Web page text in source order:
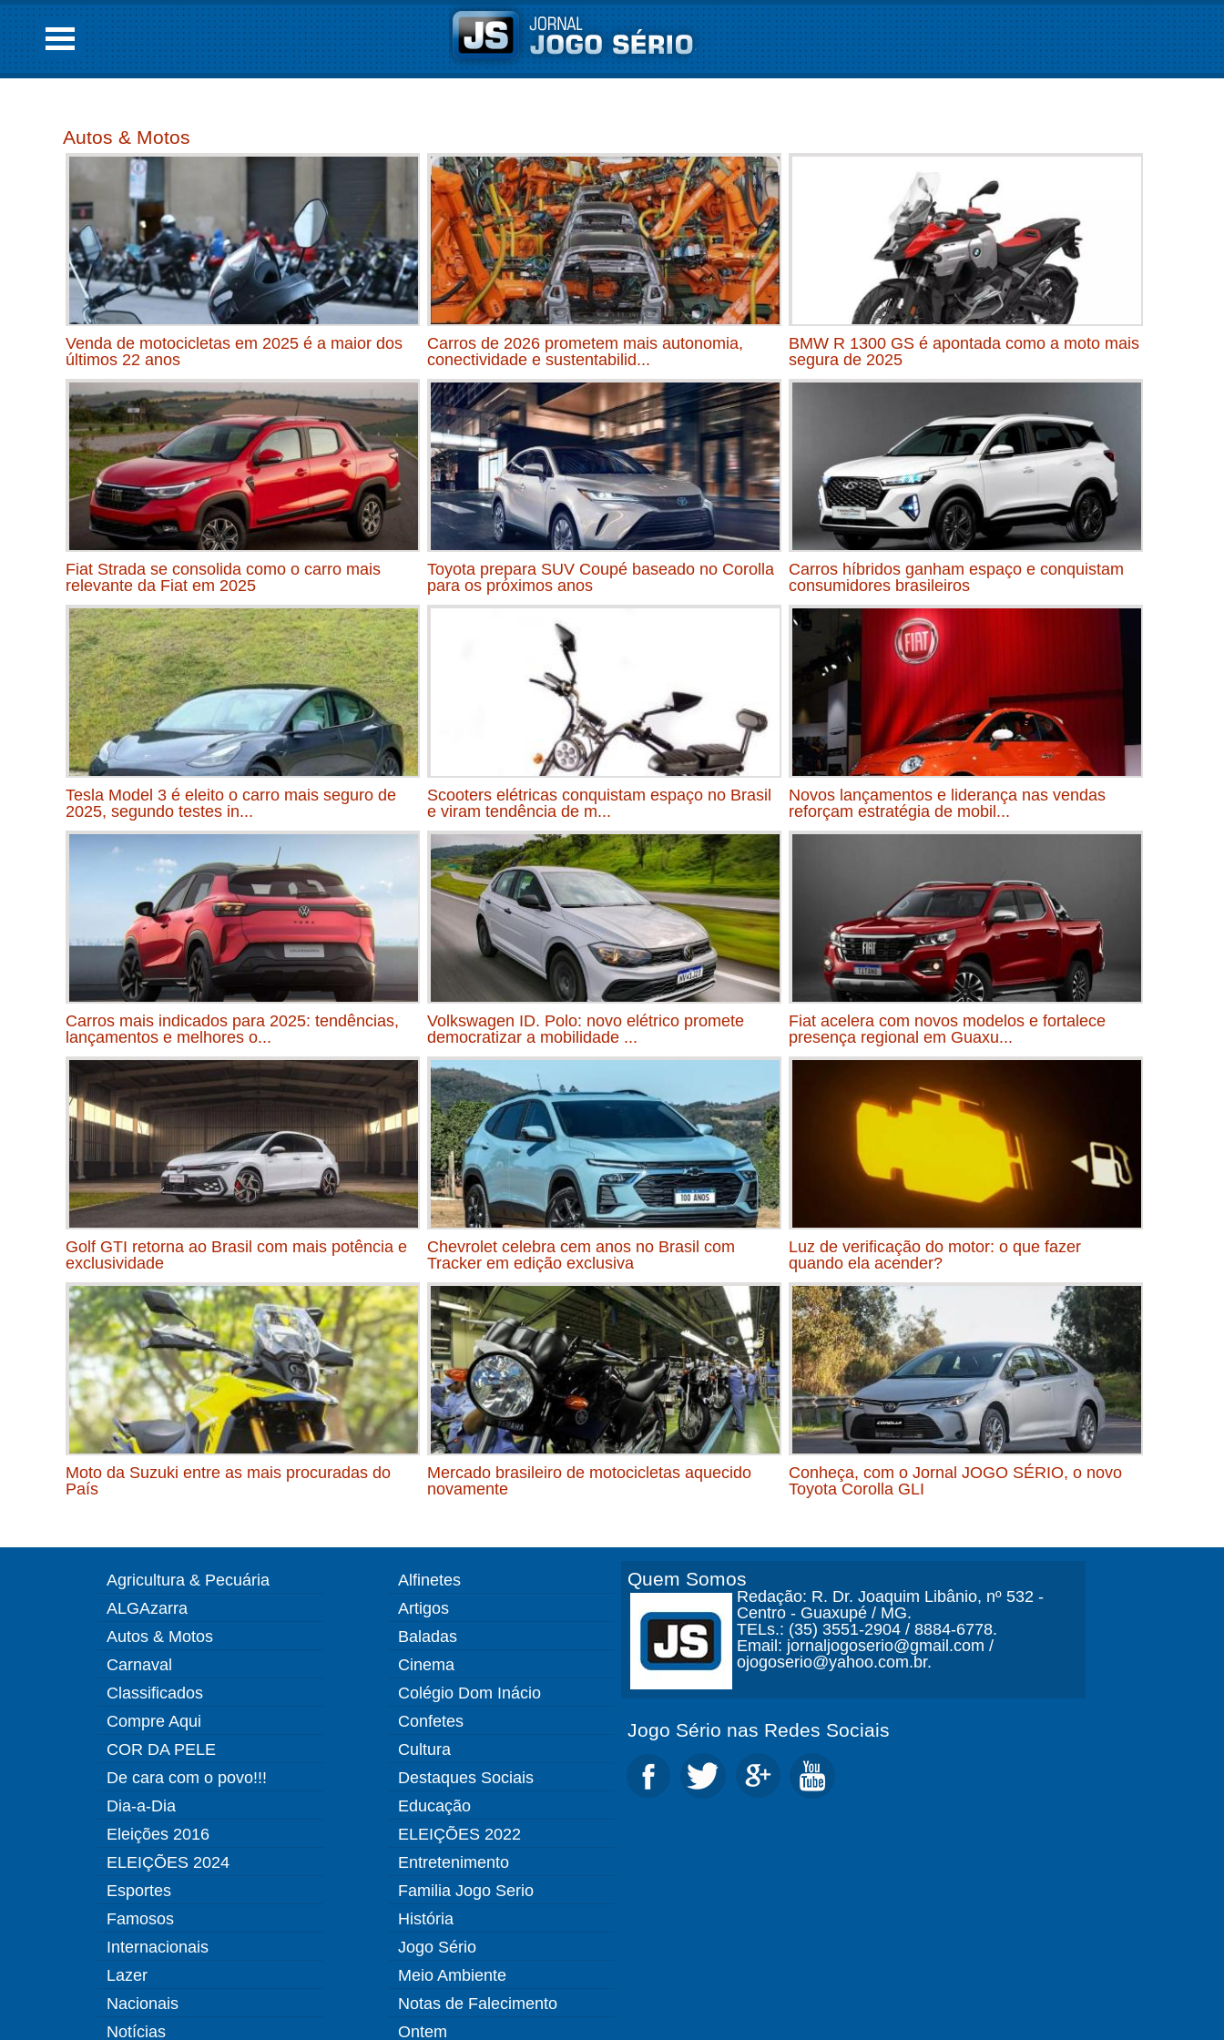
Autos & Motos
Venda de motocicletas em 2025 é a maior dos
últimos 22 anos
Carros de 2026 prometem mais autonomia,
conectividade e sustentabilid...
BMW R 1300 GS é apontada como a moto mais
segura de 2025
Fiat Strada se consolida como o carro mais
relevante da Fiat em 2025
Toyota prepara SUV Coupé baseado no Corolla
para os próximos anos
Carros híbridos ganham espaço e conquistam
consumidores brasileiros
Tesla Model 3 é eleito o carro mais seguro de
2025, segundo testes in...
Scooters elétricas conquistam espaço no Brasil
e viram tendência de m...
Novos lançamentos e liderança nas vendas
reforçam estratégia de mobil...
Carros mais indicados para 2025: tendências,
lançamentos e melhores o...
Volkswagen ID. Polo: novo elétrico promete
democratizar a mobilidade ...
Fiat acelera com novos modelos e fortalece
presença regional em Guaxu...
Golf GTI retorna ao Brasil com mais potência e
exclusividade
Chevrolet celebra cem anos no Brasil com
Tracker em edição exclusiva
Luz de verificação do motor: o que fazer
quando ela acender?
Moto da Suzuki entre as mais procuradas do
País
Mercado brasileiro de motocicletas aquecido
novamente
Conheça, com o Jornal JOGO SÉRIO, o novo
Toyota Corolla GLI
Agricultura & Pecuária
ALGAzarra
Autos & Motos
Carnaval
Classificados
Compre Aqui
COR DA PELE
De cara com o povo!!!
Dia-a-Dia
Eleições 2016
ELEIÇÕES 2024
Esportes
Famosos
Internacionais
Lazer
Nacionais
Notícias
Alfinetes
Artigos
Baladas
Cinema
Colégio Dom Inácio
Confetes
Cultura
Destaques Sociais
Educação
ELEIÇÕES 2022
Entretenimento
Familia Jogo Serio
História
Jogo Sério
Meio Ambiente
Notas de Falecimento
Ontem
Quem Somos
Redação: R. Dr. Joaquim Libânio, nº 532 -
Centro - Guaxupé / MG.
TELs.: (35) 3551-2904 / 8884-6778.
Email: jornaljogoserio@gmail.com /
ojogoserio@yahoo.com.br.
Jogo Sério nas Redes Sociais